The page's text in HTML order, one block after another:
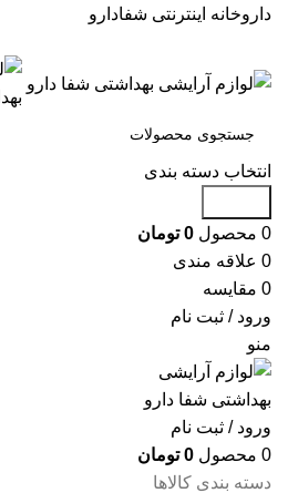
داروخانه اینترنتی شفادارو
انتخاب دسته بندی
0 محصول 0 تومان
0 علاقه مندی
0 مقایسه
ورود / ثبت نام
منو
ورود / ثبت نام
0 محصول 0 تومان
دسته بندی کالاها